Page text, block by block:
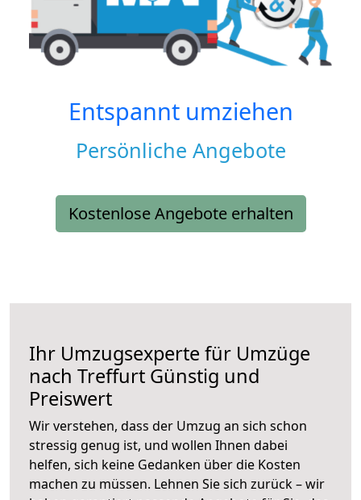
Entspannt umziehen
Persönliche Angebote
Kostenlose Angebote erhalten
Ihr Umzugsexperte für Umzüge
nach Treffurt Günstig und
Preiswert
Wir verstehen, dass der Umzug an sich schon
stressig genug ist, und wollen Ihnen dabei
helfen, sich keine Gedanken über die Kosten
machen zu müssen. Lehnen Sie sich zurück – wir